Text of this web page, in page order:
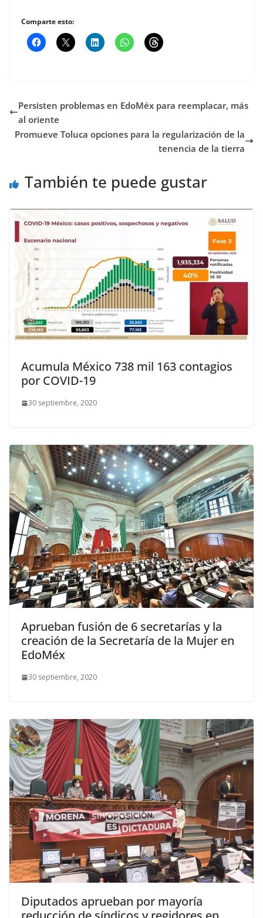
Comparte esto:
Persisten problemas en EdoMéx para reemplacar, más
al oriente
Promueve Toluca opciones para la regularización de la
tenencia de la tierra
También te puede gustar
Acumula México 738 mil 163 contagios
por COVID-19
30 septiembre, 2020
Aprueban fusión de 6 secretarías y la
creación de la Secretaría de la Mujer en
EdoMéx
30 septiembre, 2020
Diputados aprueban por mayoría